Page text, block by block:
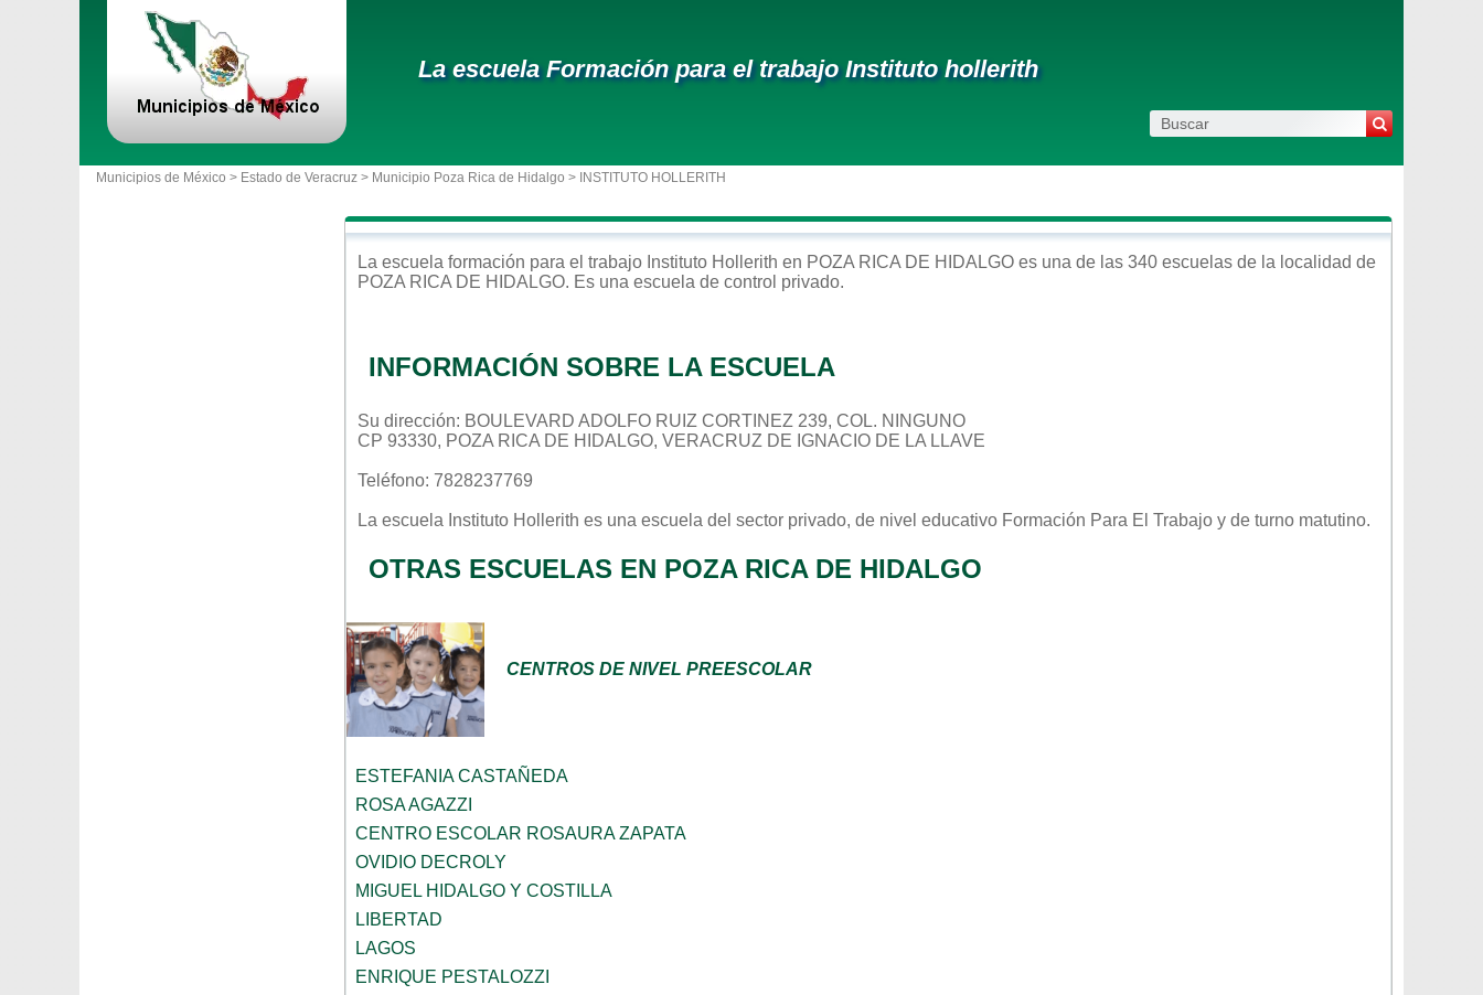
La escuela Formación para el trabajo Instituto hollerith
Municipios de México > Estado de Veracruz > Municipio Poza Rica de Hidalgo > INSTITUTO HOLLERITH
La escuela formación para el trabajo Instituto Hollerith en POZA RICA DE HIDALGO es una de las 340 escuelas de la localidad de
POZA RICA DE HIDALGO. Es una escuela de control privado.
INFORMACIÓN SOBRE LA ESCUELA
Su dirección: BOULEVARD ADOLFO RUIZ CORTINEZ 239, COL. NINGUNO
CP 93330, POZA RICA DE HIDALGO, VERACRUZ DE IGNACIO DE LA LLAVE
Teléfono: 7828237769
La escuela Instituto Hollerith es una escuela del sector privado, de nivel educativo Formación Para El Trabajo y de turno matutino.
OTRAS ESCUELAS EN POZA RICA DE HIDALGO
CENTROS DE NIVEL PREESCOLAR
ESTEFANIA CASTAÑEDA
ROSA AGAZZI
CENTRO ESCOLAR ROSAURA ZAPATA
OVIDIO DECROLY
MIGUEL HIDALGO Y COSTILLA
LIBERTAD
LAGOS
ENRIQUE PESTALOZZI